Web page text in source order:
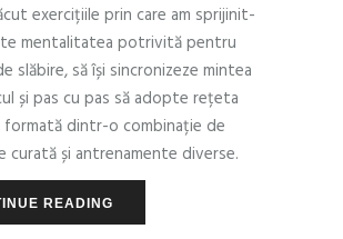
exercițiile prin care am sprijinit-
mentalitatea potrivită pentru
slăbire, să își sincronizeze mintea
și pas cu pas să adopte rețeta
formată dintr-o combinație de
curată și antrenamente diverse.
READING